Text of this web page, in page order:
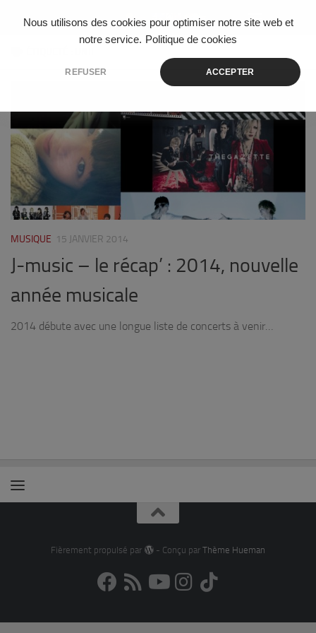
Nous utilisons des cookies pour optimiser notre site web et
notre service. Politique de cookies
REFUSER ACCEPTER
Skip to content
MUSIQUE 15 JANVIER 2014
J-music – le récap’ : 2014, nouvelle
année musicale
2014 débute avec une longue liste de concerts à venir…
Fièrement propulsé par - Conçu par Thème Hueman